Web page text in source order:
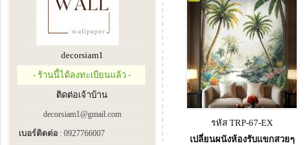
decorsiam1
- ร้านนี้ได้ลงทะเบียนแล้ว -
ติดต่อเจ้าบ้าน
decorsiam1@gmail.com
เบอร์ติดต่อ : 0927766007
รหัส TRP-67-EX
เปลี่ยนผนังห้องรับแขกสวยๆ